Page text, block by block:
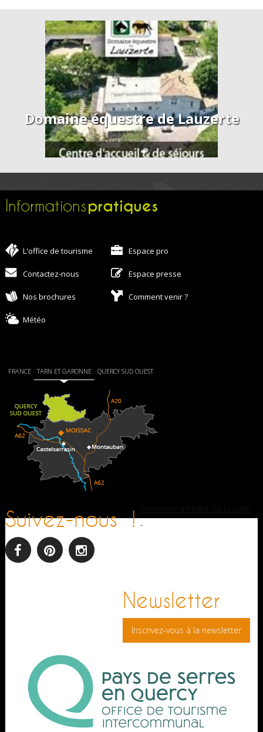
Domaine équestre de Lauzerte
Informationspratiques
L'office de tourisme Espace pro
Contactez-nous Espace presse
Nos brochures Comment venir ?
Météo
FRANCE TARN ET GARONNE QUERCY SUD OUEST
Suivez-nous !
Newsletter
Inscrivez-vous à la newsletter
-